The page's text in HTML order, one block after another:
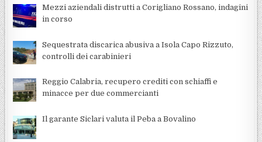
Mezzi aziendali distrutti a Corigliano Rossano, indagini
in corso
Sequestrata discarica abusiva a Isola Capo Rizzuto,
controlli dei carabinieri
Reggio Calabria, recupero crediti con schiaffi e
minacce per due commercianti
Il garante Siclari valuta il Peba a Bovalino